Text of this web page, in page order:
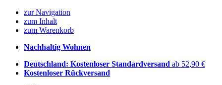
zur Navigation
zum Inhalt
zum Warenkorb
Nachhaltig Wohnen
Deutschland: Kostenloser Standardversand ab 52,90 €
Kostenloser Rückversand